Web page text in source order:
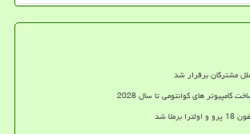
مشترکان برقرار شد
های کوانتومی تا سال 2028
شد